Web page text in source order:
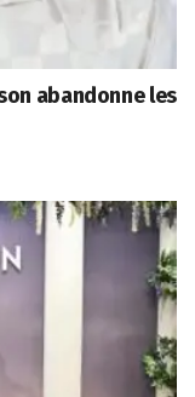
abandonne les